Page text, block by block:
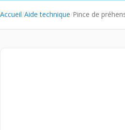
Accueil/Aide technique/Pince de